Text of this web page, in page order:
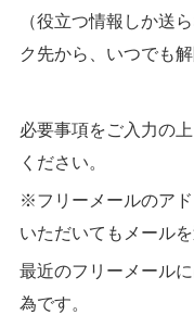
（役立つ情報しか送
ク先から、いつでも
必要事項をご入力の
ください。
※フリーメールのア
いただいてもメール
最近のフリーメール
為です。